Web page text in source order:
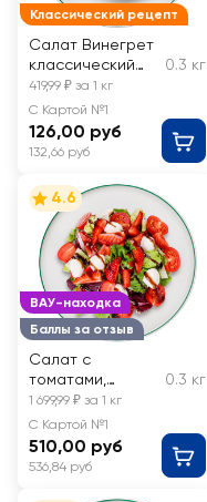
Классический рецепт
Салат Винегрет
классический
ЛЕНТА FRESH,
весовой
0.3 кг
419,99 ₽ за 1 кг
С Картой №1
126,00 руб
132,66 руб
ВАУ-находка
Баллы за отзыв
4.6
Салат с
томатами,
клубникой и
моцареллой
0.3 кг
1 699,99 ₽ за 1 кг
С Картой №1
510,00 руб
536,84 руб